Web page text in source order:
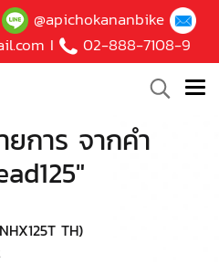
@apichokananbike
I 02-888-7108-9
การ จากคำ
TH)